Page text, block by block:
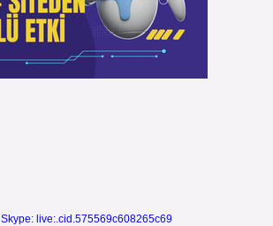
Skype: live:.cid.575569c608265c69